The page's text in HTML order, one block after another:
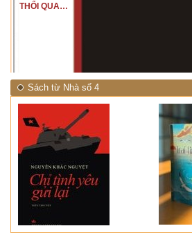
THỔI QUA
Sách từ Nhà số 4